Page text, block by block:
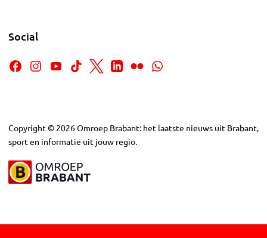
Social
Copyright © 2026Omroep Brabant: het laatste nieuws uit Brabant,
sport en informatie uit jouw regio.